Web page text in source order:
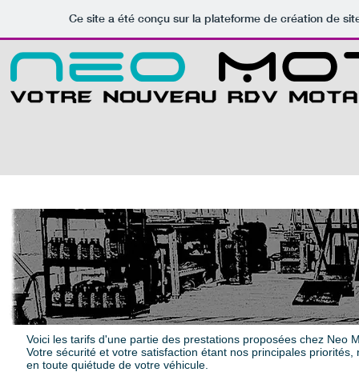
Ce site a été conçu sur la plateforme de création de
ATELIER
Voici les tarifs d'une partie des prestations proposées chez Neo
Votre sécurité et votre satisfaction étant nos principales
en toute quiétude de votre véhicule.